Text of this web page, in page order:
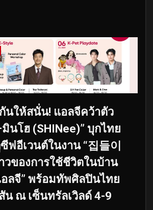
นให้สนั่น! แอลจีคว้าตัว
นโฮ (SHINee)” บุกไทย
ฟอีเวนต์ในงาน “집들이
วของการใช้ชีวิตในบ้าน
ลจี” พร้อมทัพศิลปินไทย
น ณ เซ็นทรัลเวิลด์ 4-9